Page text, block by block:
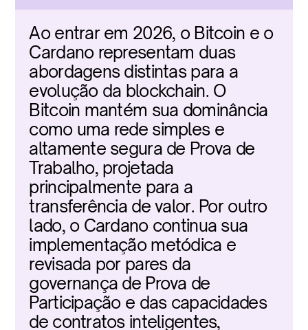
Ao entrar em 2026, o Bitcoin e o
Cardano representam duas
abordagens distintas para a
evolução da blockchain. O
Bitcoin mantém sua dominância
como uma rede simples e
altamente segura de Prova de
Trabalho, projetada
principalmente para a
transferência de valor. Por outro
lado, o Cardano continua sua
implementação metódica e
revisada por pares da
governança de Prova de
Participação e das capacidades
de contratos inteligentes,